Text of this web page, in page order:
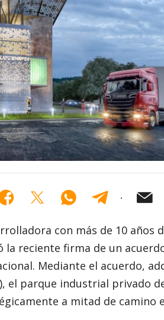
con más de 10
reciente firma de un
Mediante el acuerdo,
el parque industrial privado
a mitad de camino